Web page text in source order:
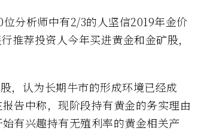
分析师中有2/3的人坚信2019年金价
推荐投资人今年买进黄金和金矿股，
，认为长期牛市的形成环境已经成
告中称，现阶段持有黄金的务实理由
有兴趣持有无殖利率的黄金相关产